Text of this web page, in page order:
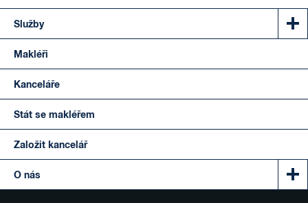
Služby
Makléři
Kanceláře
Stát se makléřem
Založit kancelář
O nás